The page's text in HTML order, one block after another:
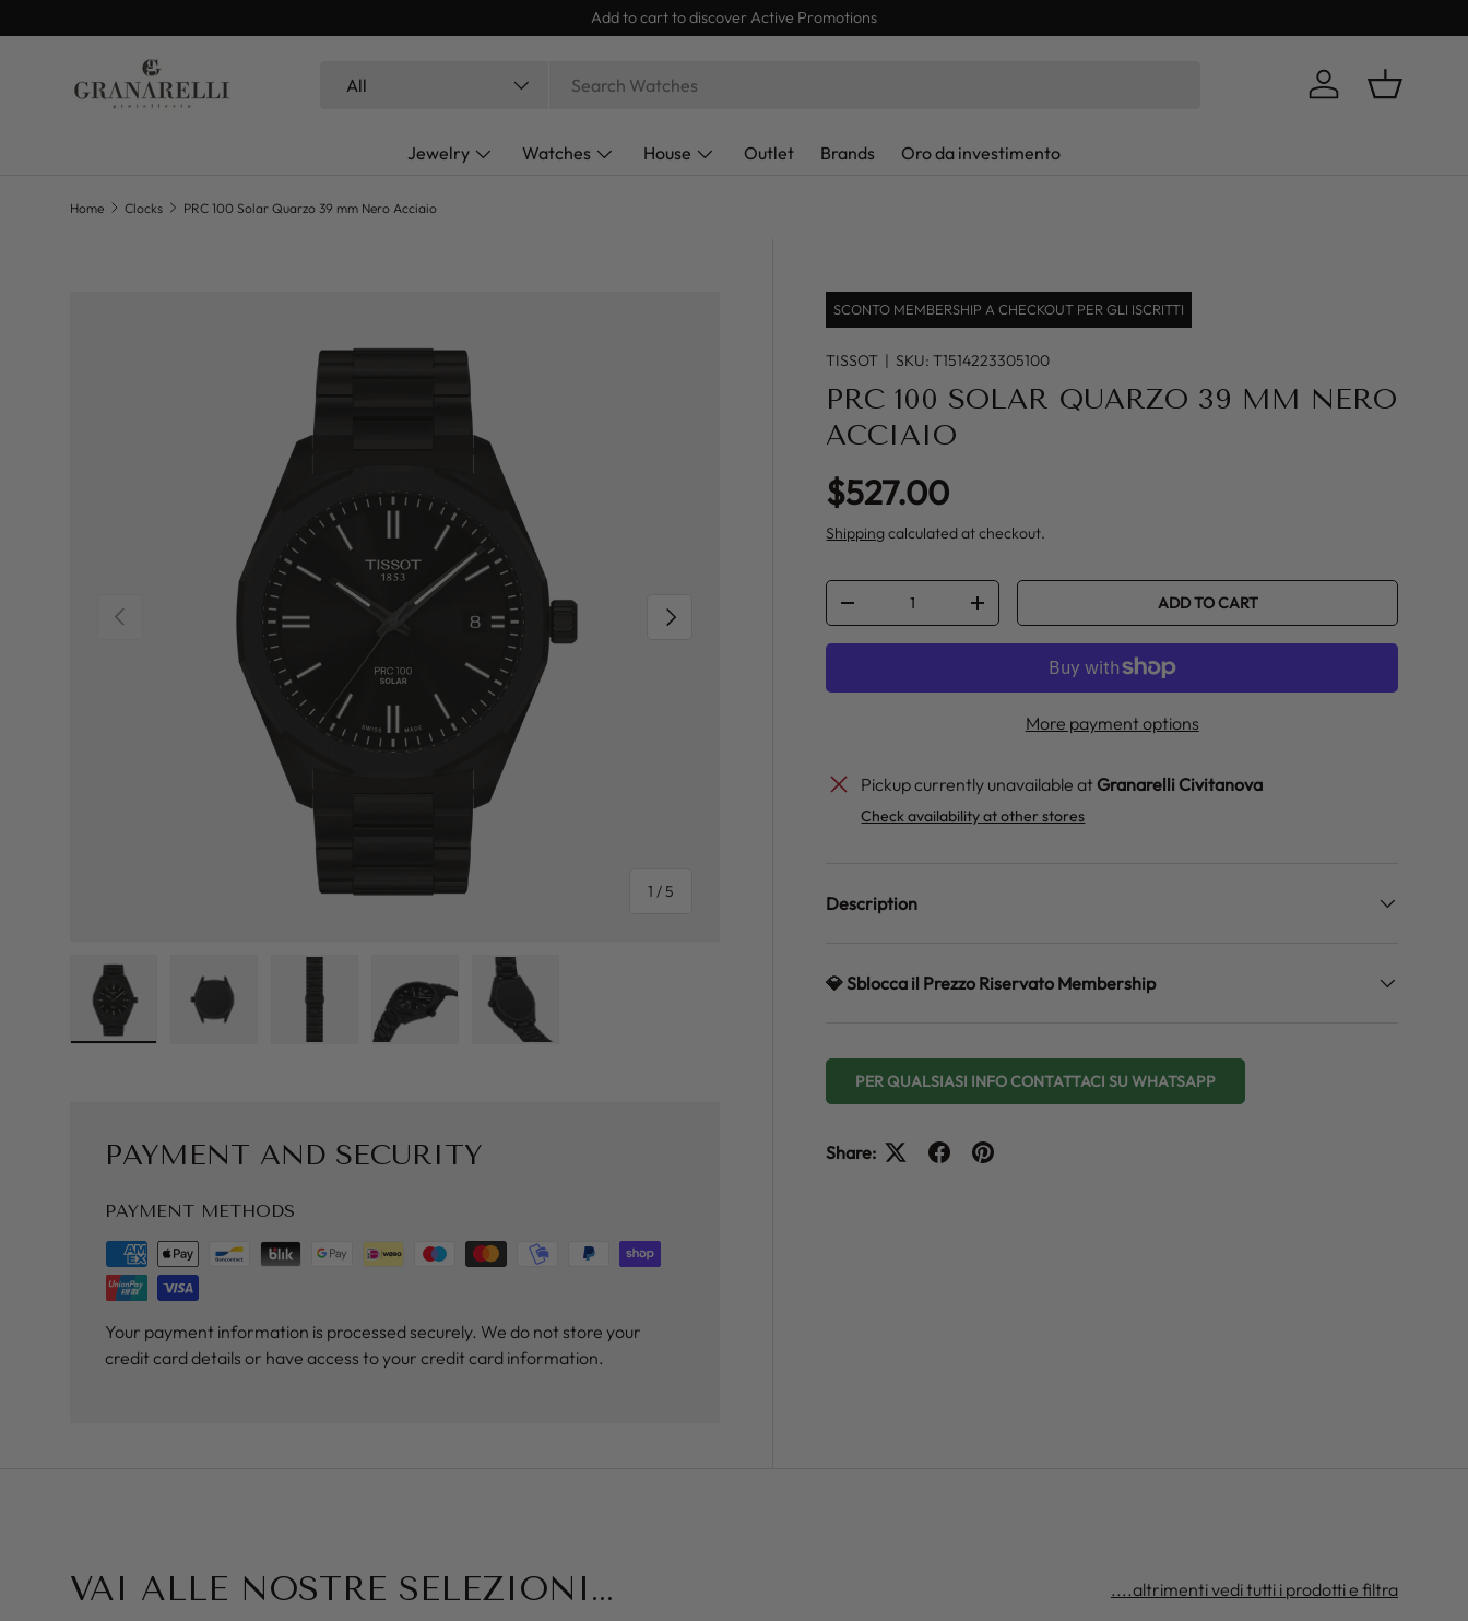
SKIP TO CONTENT
Add to cart to discover Active Promotions
All Log in Basket
Jewelry Watches House Outlet Brands Oro da investimento
Home Clocks PRC 100 Solar Quarzo 39 mm Nero Acciaio
PREVIOUS
1 /of
5
NEXT
SCONTO MEMBERSHIP A CHECKOUT PER GLI ISCRITTI
TISSOT | SKU: T1514223305100
PRC 100 SOLAR QUARZO 39 MM NERO
ACCIAIO
Regular price
$527.00
Shipping calculated at checkout.
Qty
DECREASE QUANTITYINCREASE QUANTITY ADD TO CART
More payment options
Pickup currently unavailable at Granarelli Civitanova
Check availability at other stores
Description
💎 Sblocca il Prezzo Riservato Membership
PER QUALSIASI INFO CONTATTACI SU WHATSAPP
Share:
PAYMENT AND SECURITY
PAYMENT METHODS
Your payment information is processed securely. We do not store your
credit card details or have access to your credit card information.
VAI ALLE NOSTRE SELEZIONI... ....altrimenti vedi tutti i prodotti e filtra